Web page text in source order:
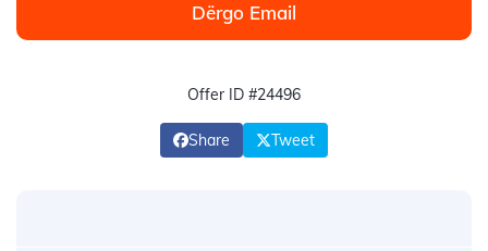
Dërgo Email
Offer ID #24496
Share Tweet